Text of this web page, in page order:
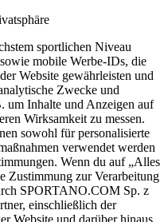
sportlichen Niveau
mobile Werbe-IDs, die
Website gewährleisten und
Zwecke und
um Inhalte und Anzeigen auf
Wirksamkeit zu messen.
sowohl für personalisierte
verwendet werden
Wenn du auf „Alles
Zustimmung zur Verarbeitung
SPORTANO.COM Sp. z
einschließlich der
Website und darüber hinaus.